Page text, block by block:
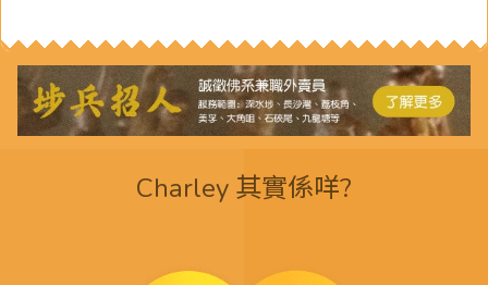
Charley 其實係咩?